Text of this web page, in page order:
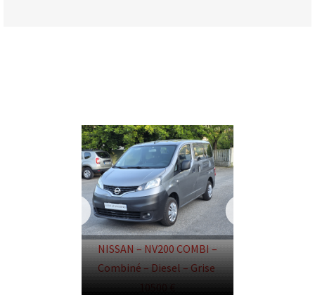
NISSAN – NV200 COMBI –
Combiné – Diesel – Grise
10500 €